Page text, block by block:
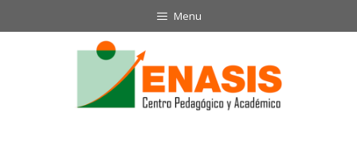
Menu